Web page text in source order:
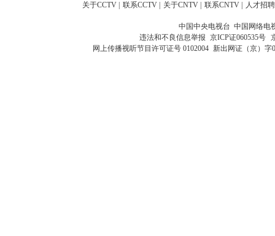
关于CCTV 联系CCTV 关于CNTV 联系CNTV 人才招聘
中国中央电视台 中国网络电
违法和不良信息举报 京ICP证060535号
网上传播视听节目许可证号 0102004 新出网证（京）